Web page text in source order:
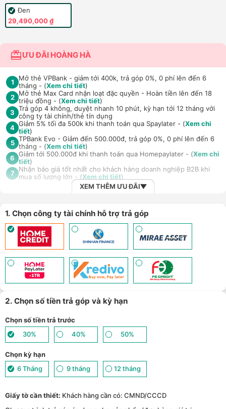
Đen
29,490,000 ₫
ƯU ĐÃI HOÀNG HÀ
1
Mở thẻ VPBank - giảm tới 400k, trả góp 0%, 0 phí lên đến 6
tháng - (Xem chi tiết)
2 Mở thẻ Max Card nhận loạt đặc quyền - Hoàn tiền lên đến 18
triệu đồng - (Xem chi tiết)
3 Trả góp 4 không, duyệt nhanh 10 phút, kỳ hạn tới 12 tháng với
công ty tài chính/thẻ tín dụng
4 Giảm 5% tối đa 500k khi thanh toán qua Spaylater - (Xem chi
tiết)
5 TPBank Evo - Giảm đến 500.000đ, trả góp 0%, 0 phí lên đến 6
tháng - (Xem chi tiết)
6 Giảm tới 500.000đ khi thanh toán qua Homepaylater - (Xem chi
tiết)
7
Nhận báo giá tốt nhất cho khách hàng doanh nghiệp B2B khi
mua số lượng lớn - (Xem chi tiết)
XEM THÊM ƯU ĐÃI
1. Chọn công ty tài chính hỗ trợ trả góp
2. Chọn số tiền trả góp và kỳ hạn
Chọn số tiền trả trước
30%
40% 50%
Chọn kỳ hạn
6 Tháng
9 tháng 12 tháng
Giấy tờ cần thiết: Khách hàng cần có: CMND/CCCD